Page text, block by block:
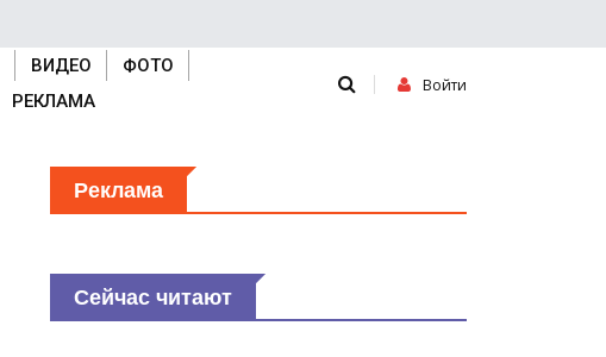
ВИДЕО
ФОТО
РЕКЛАМА
Войти
Реклама
Сейчас читают